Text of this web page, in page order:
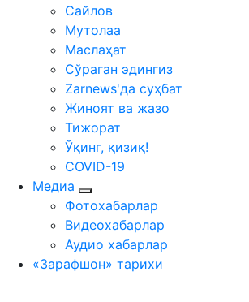
Сайлов
Мутолаа
Маслаҳат
Сўраган эдингиз
Zarnews'да суҳбат
Жиноят ва жазо
Тижорат
Ўқинг, қизиқ!
COVID-19
Медиа
Фотохабарлар
Видеохабарлар
Аудио хабарлар
«Зарафшон» тарихи